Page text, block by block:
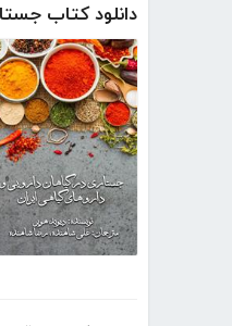
دانلود کتاب